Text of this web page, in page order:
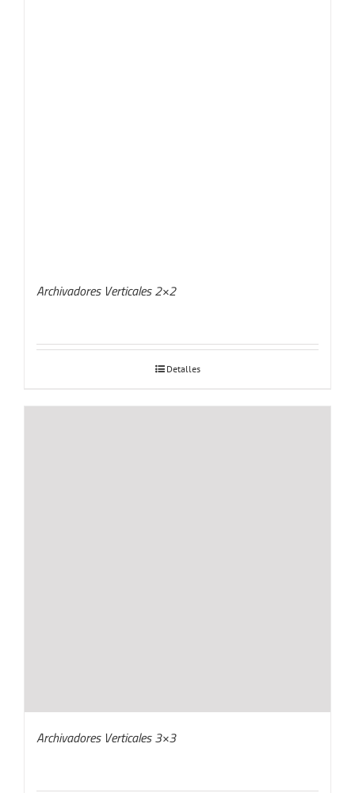
Archivadores Verticales 2×2
Detalles
Archivadores Verticales 3×3